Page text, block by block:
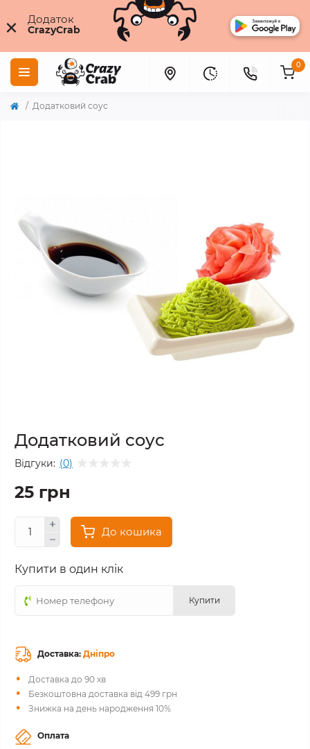
0
Додатковий соус
Додатковий соус
Відгуки: (0)
25 грн
До кошика
Купити в один клік
Купити
Доставка: Дніпро
Доставка до 90 хв
Безкоштовна доставка від 499 грн
Знижка на день народження 10%
Оплата
× Додаток
CrazyCrab